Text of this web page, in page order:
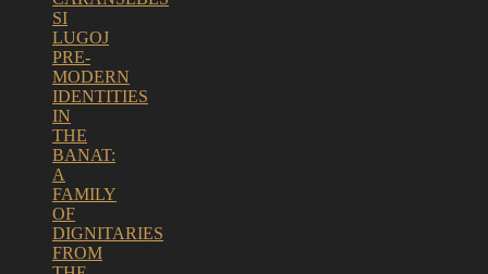
SI
LUGOJ
PRE-
MODERN
IDENTITIES
IN
THE
BANAT:
A
FAMILY
OF
DIGNITARIES
FROM